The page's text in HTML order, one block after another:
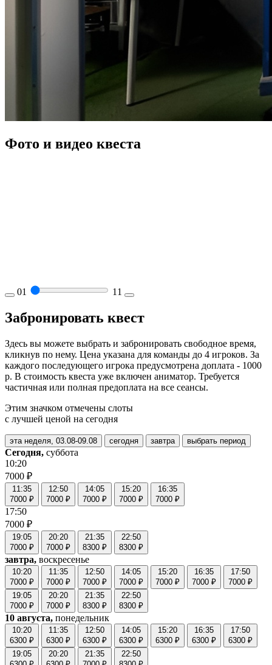
Фото и видео квеста
01 11
Забронировать квест
Здесь вы можете выбрать и забронировать свободное время,
кликнув по нему. Цена указана для команды до 4 игроков. За
каждого последующего игрока предусмотрена доплата - 1000
р. В стоимость квеста уже включен аниматор. Требуется
частичная или полная предоплата на все сеансы.
Этим значком отмечены слоты
с лучшей ценой на сегодня
эта неделя, 03.08-09.08 сегодня завтра выбрать период
Сегодня, суббота
10:20
7000 ₽
11:35
7000 ₽
12:50
7000 ₽
14:05
7000 ₽
15:20
7000 ₽
16:35
7000 ₽
17:50
7000 ₽
19:05
7000 ₽
20:20
7000 ₽
21:35
8300 ₽
22:50
8300 ₽
завтра, воскресенье
10:20
7000 ₽
11:35
7000 ₽
12:50
7000 ₽
14:05
7000 ₽
15:20
7000 ₽
16:35
7000 ₽
17:50
7000 ₽
19:05
7000 ₽
20:20
7000 ₽
21:35
8300 ₽
22:50
8300 ₽
10 августа, понедельник
10:20
6300 ₽
11:35
6300 ₽
12:50
6300 ₽
14:05
6300 ₽
15:20
6300 ₽
16:35
6300 ₽
17:50
6300 ₽
19:05
20:20
21:35
22:50